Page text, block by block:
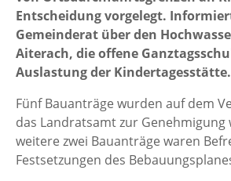
Entscheidung vorgelegt.
Gemeinderat über den
Aiterach, die offene
Auslastung der Kindertagesstätte.
Fünf Bauanträge wurden auf dem
das Landratsamt zur
weitere zwei Bauanträge waren
Festsetzungen des